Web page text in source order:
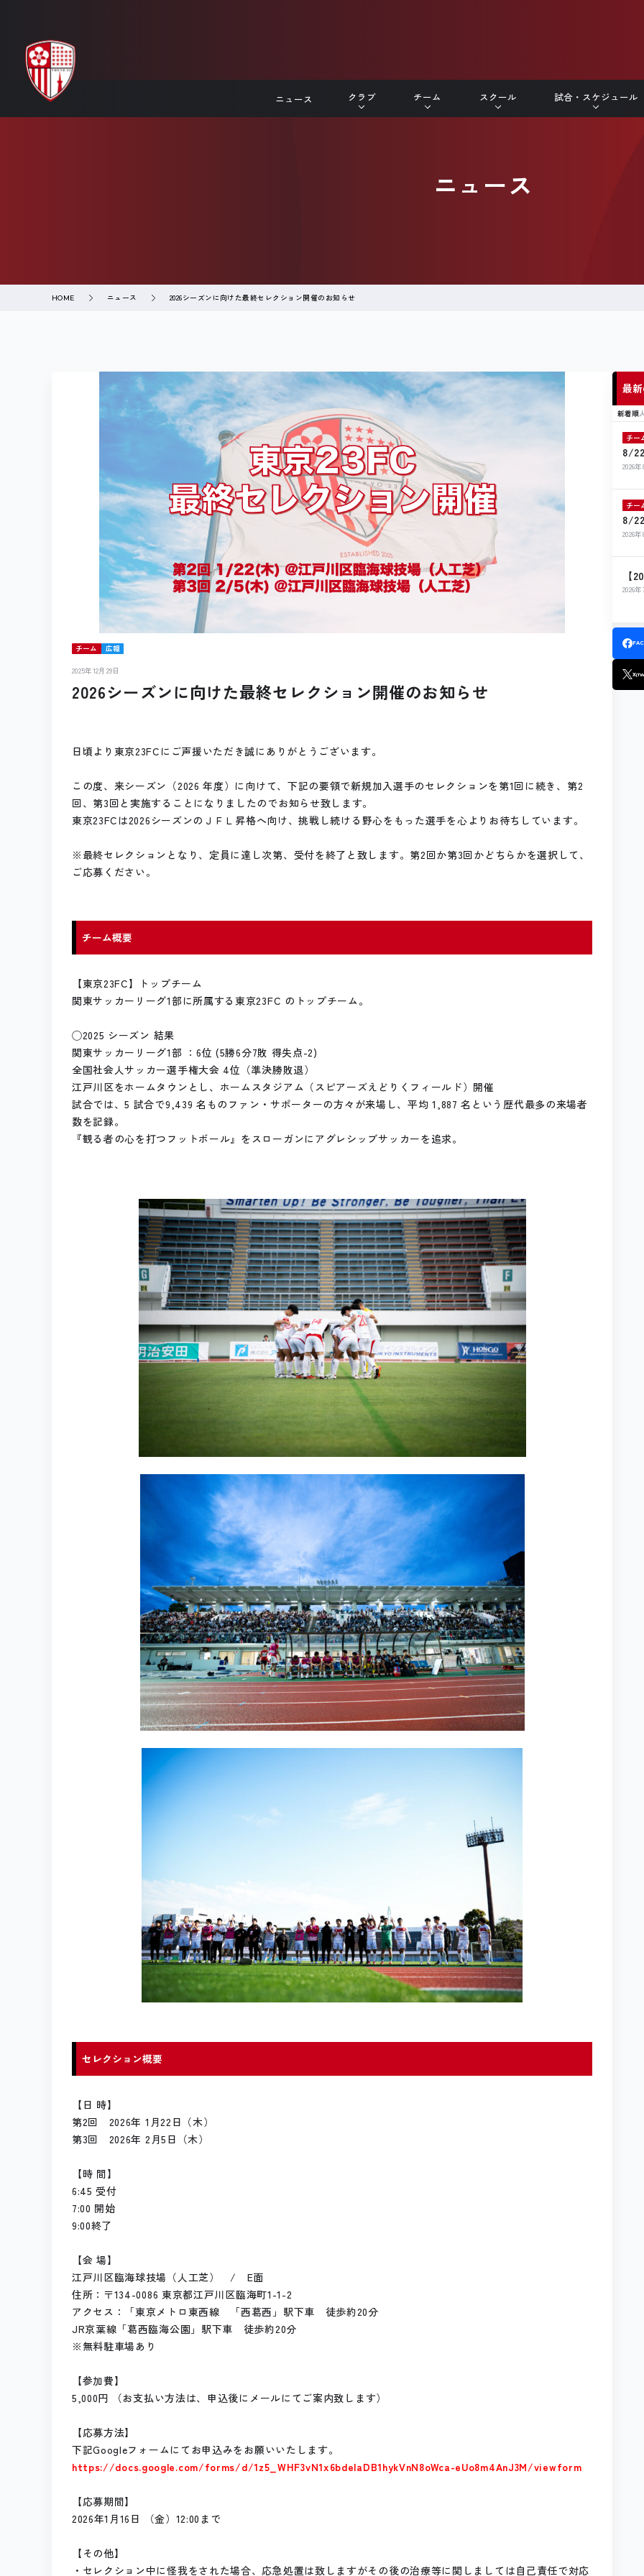
ニュース クラブ チーム スクール 試合・スケジュール
ニュース
HOME ニュース 2026シーズンに向けた最終セレクション開催のお知らせ
チーム 広報
2025年12月29日
2026シーズンに向けた最終セレクション開催のお知らせ
日頃より東京23FCにご声援いただき誠にありがとうございます。
この度、来シーズン（2026 年度）に向けて、下記の要領で新規加入選手のセレクションを第1回に続き、第2
回、第3回と実施することになりましたのでお知らせ致します。
東京23FCは2026シーズンのＪＦＬ昇格へ向け、挑戦し続ける野心をもった選手を心よりお待ちしています。
※最終セレクションとなり、定員に達し次第、受付を終了と致します。第2回か第3回かどちらかを選択して、
ご応募ください。
チーム概要
【東京23FC】トップチーム
関東サッカーリーグ1部に所属する東京23FC のトップチーム。
◯2025 シーズン 結果
関東サッカーリーグ1部 ：6位 (5勝6分7敗 得失点-2)
全国社会人サッカー選手権大会 4位（準決勝敗退）
江戸川区をホームタウンとし、ホームスタジアム（スピアーズえどりくフィールド）開催
試合では、5 試合で9,439 名ものファン・サポーターの方々が来場し、平均 1,887 名という歴代最多の来場者
数を記録。
『観る者の心を打つフットボール』をスローガンにアグレシッブサッカーを追求。
セレクション概要
【日 時】
第2回 2026年 1月22日（木）
第3回 2026年 2月5日（木）
【時 間】
6:45 受付
7:00 開始
9:00終了
【会 場】
江戸川区臨海球技場（人工芝） / E面
住所：〒134-0086 東京都江戸川区臨海町1-1-2
アクセス：「東京メトロ東西線 「西葛西」駅下車 徒歩約20分
JR京葉線「葛西臨海公園」駅下車 徒歩約20分
※無料駐車場あり
【参加費】
5,000円 （お支払い方法は、申込後にメールにてご案内致します）
【応募方法】
下記Googleフォームにてお申込みをお願いいたします。
https://docs.google.com/forms/d/1z5_WHF3vN1x6bdelaDB1hykVnN8oWca-eUo8m4AnJ3M/viewform
【応募期間】
2026年1月16日 （金）12:00まで
【その他】
・セレクション中に怪我をされた場合、応急処置は致しますがその後の治療等に関しましては自己責任で対応
最
新着順
チー
8/
ト
2026
チー
8/
せ
2026
【
開
2026
X